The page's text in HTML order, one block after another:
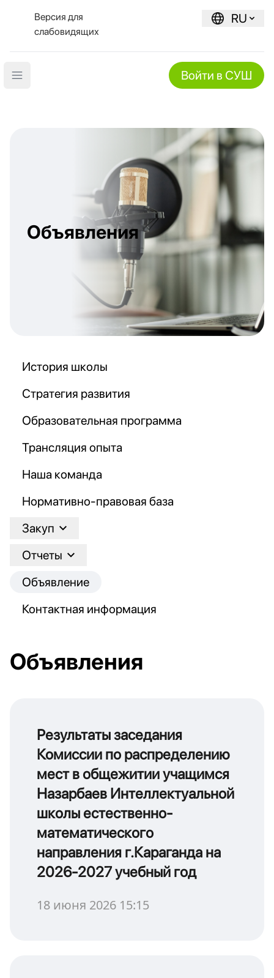
Версия для
слабовидящих
RU
Open main menu Войти в СУШ
Объявления
История школы
Стратегия развития
Образовательная программа
Трансляция опыта
Наша команда
Нормативно-правовая база
Закуп
Отчеты
Объявление
Контактная информация
Объявления
Результаты заседания
Комиссии по распределению
мест в общежитии учащимся
Назарбаев Интеллектуальной
школы естественно-
математического
направления г.Караганда на
2026-2027 учебный год
18 июня 2026 15:15